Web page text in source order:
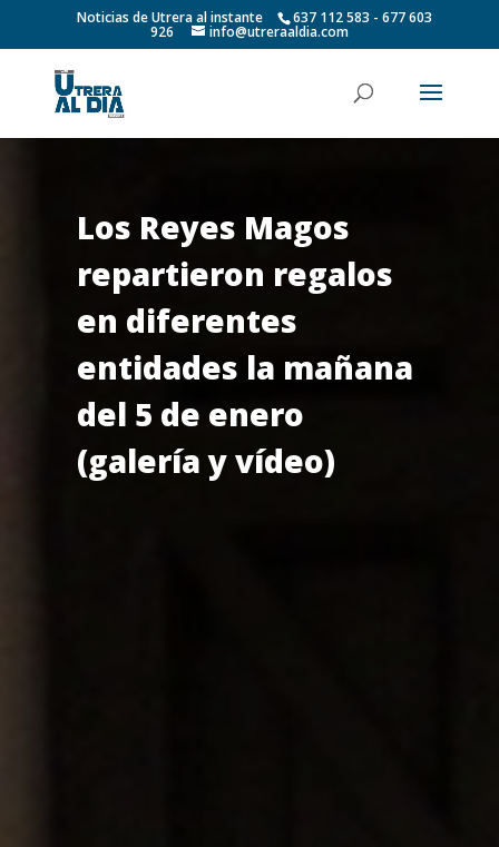
Noticias de Utrera al instante 637 112 583 - 677 603
926 info@utreraaldia.com
Los Reyes Magos
repartieron regalos
en diferentes
entidades la mañana
del 5 de enero
(galería y vídeo)